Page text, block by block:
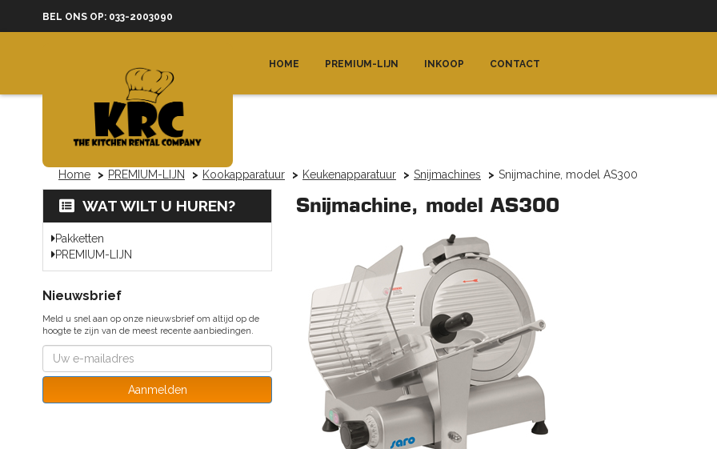
BEL ONS OP: 033-2003090
HOME PREMIUM-LIJN INKOOP CONTACT
Home PREMIUM-LIJN Kookapparatuur Keukenapparatuur Snijmachines Snijmachine, model AS300
WAT WILT U HUREN?
Pakketten
PREMIUM-LIJN
Nieuwsbrief
Meld u snel aan op onze nieuwsbrief om altijd op de
hoogte te zijn van de meest recente aanbiedingen.
Aanmelden
Snijmachine, model AS300